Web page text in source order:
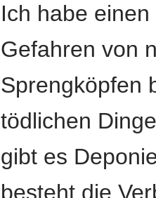
Ich habe
Gefahren von
Sprengköpfen
tödlichen
gibt es
besteht die